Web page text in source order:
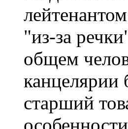
"из-за
общем
канцелярии
старший